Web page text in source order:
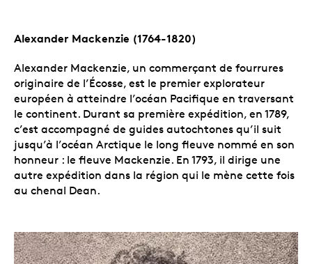
Alexander Mackenzie (1764-1820)
Alexander Mackenzie, un commerçant de fourrures
originaire de l’Écosse, est le premier explorateur
européen à atteindre l’océan Pacifique en traversant
le continent. Durant sa première expédition, en 1789,
c’est accompagné de guides autochtones qu’il suit
jusqu’à l’océan Arctique le long fleuve nommé en son
honneur : le fleuve Mackenzie. En 1793, il dirige une
autre expédition dans la région qui le mène cette fois
au chenal Dean.